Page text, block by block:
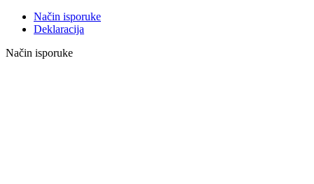
Način isporuke
Deklaracija
Način isporuke